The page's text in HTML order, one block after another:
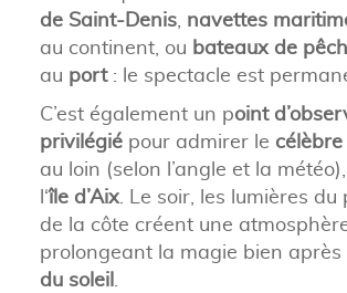
de Saint-Denis, navettes
au continent, ou bateaux de
au port: le spectacle est
C’est également un point
privilégiépour admirer le
au loin (selon l’angle et la
l‘île d’Aix. Le soir, les lumières du
de la côte créent une
prolongeant la magie bien après
du soleil.